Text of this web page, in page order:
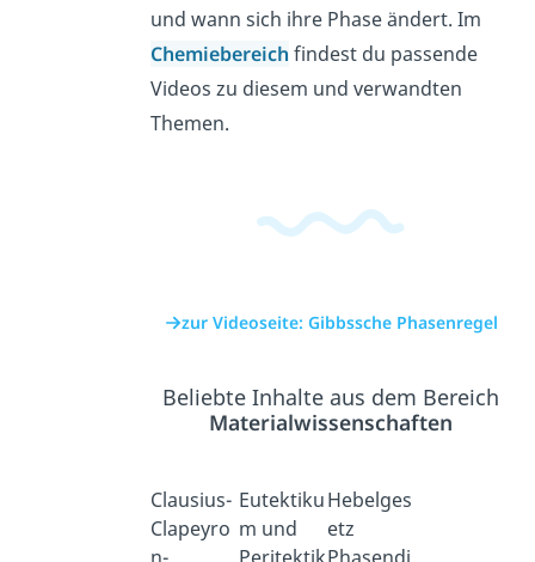
und wann sich ihre Phase ändert. Im
Chemiebereich findest du passende
Videos zu diesem und verwandten
Themen.
zur Videoseite: Gibbssche Phasenregel
Beliebte Inhalte aus dem Bereich
Materialwissenschaften
Clausius-
Clapeyro
Eutektiku
m und
Hebelges
etz